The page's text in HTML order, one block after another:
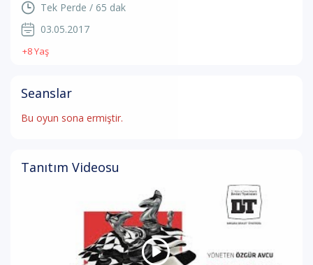
Tek Perde / 65 dak
03.05.2017
+8 Yaş
Seanslar
Bu oyun sona ermiştir.
Tanıtım Videosu